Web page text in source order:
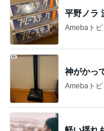
平野ノラ
Amebaトピ
神がかっ
Amebaトピ